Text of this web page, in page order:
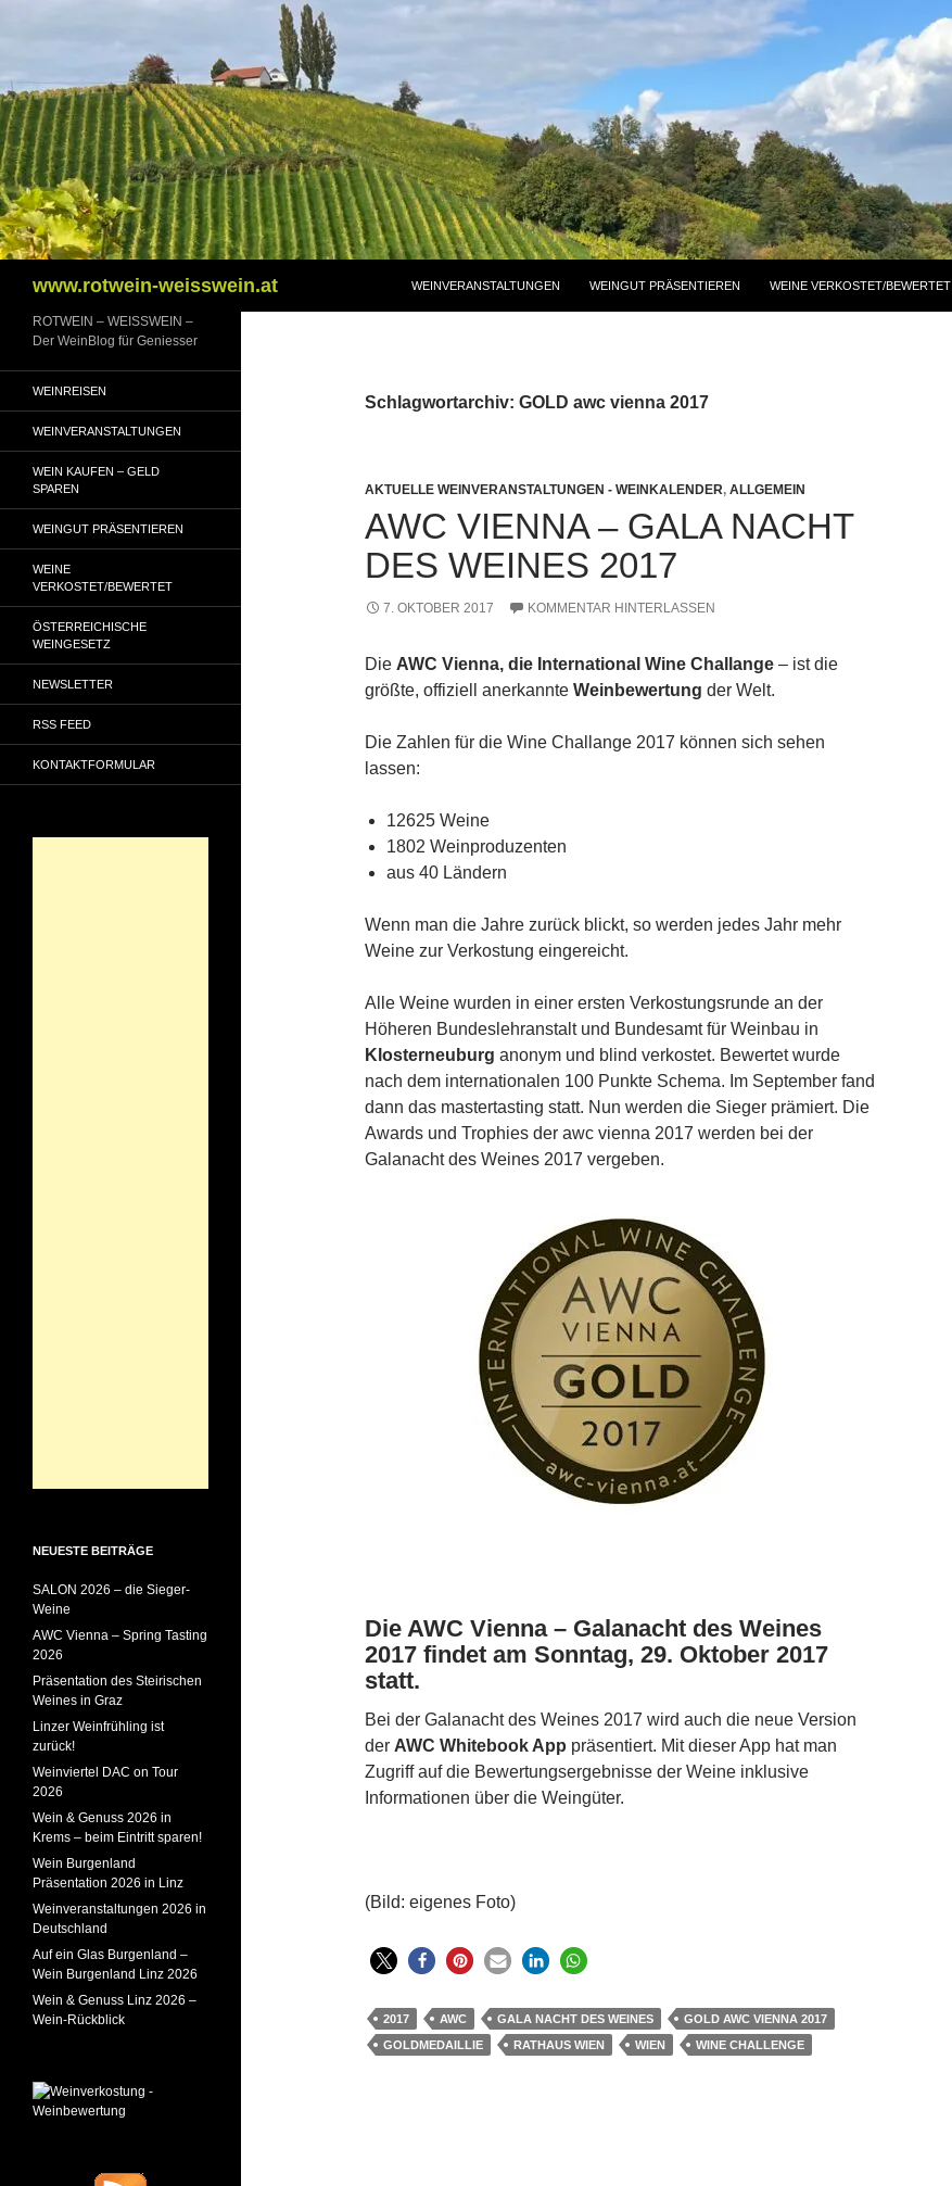
www.rotwein-weisswein.at WEINVERANSTALTUNGEN WEINGUT PRÄSENTIEREN WEINE VERKOSTET/BEWERTET
Schlagwortarchiv: GOLD awc vienna 2017
AKTUELLE WEINVERANSTALTUNGEN - WEINKALENDER, ALLGEMEIN
AWC VIENNA – GALA NACHT
DES WEINES 2017
7. OKTOBER 2017 KOMMENTAR HINTERLASSEN
Die AWC Vienna, die International Wine Challange – ist die
größte, offiziell anerkannte Weinbewertung der Welt.
Die Zahlen für die Wine Challange 2017 können sich sehen
lassen:
12625 Weine
1802 Weinproduzenten
aus 40 Ländern
Wenn man die Jahre zurück blickt, so werden jedes Jahr mehr
Weine zur Verkostung eingereicht.
Alle Weine wurden in einer ersten Verkostungsrunde an der
Höheren Bundeslehranstalt und Bundesamt für Weinbau in
Klosterneuburg anonym und blind verkostet. Bewertet wurde
nach dem internationalen 100 Punkte Schema. Im September fand
dann das mastertasting statt. Nun werden die Sieger prämiert. Die
Awards und Trophies der awc vienna 2017 werden bei der
Galanacht des Weines 2017 vergeben.
Die AWC Vienna – Galanacht des Weines
2017 findet am Sonntag, 29. Oktober 2017
statt.
Bei der Galanacht des Weines 2017 wird auch die neue Version
der AWC Whitebook App präsentiert. Mit dieser App hat man
Zugriff auf die Bewertungsergebnisse der Weine inklusive
Informationen über die Weingüter.
(Bild: eigenes Foto)
2017 AWC GALA NACHT DES WEINES
GOLD AWC VIENNA 2017
GOLDMEDAILLIE
RATHAUS WIEN WIEN WINE CHALLENGE
ROTWEIN – WEISSWEIN –
Der WeinBlog für Geniesser
WEINREISEN
WEINVERANSTALTUNGEN
WEIN KAUFEN – GELD
SPAREN
WEINGUT PRÄSENTIEREN
WEINE
VERKOSTET/BEWERTET
ÖSTERREICHISCHE
WEINGESETZ
NEWSLETTER
RSS FEED
KONTAKTFORMULAR
NEUESTE BEITRÄGE
SALON 2026 – die Sieger-
Weine
AWC Vienna – Spring Tasting
2026
Präsentation des Steirischen
Weines in Graz
Linzer Weinfrühling ist
zurück!
Weinviertel DAC on Tour
2026
Wein & Genuss 2026 in
Krems – beim Eintritt sparen!
Wein Burgenland
Präsentation 2026 in Linz
Weinveranstaltungen 2026 in
Deutschland
Auf ein Glas Burgenland –
Wein Burgenland Linz 2026
Wein & Genuss Linz 2026 –
Wein-Rückblick